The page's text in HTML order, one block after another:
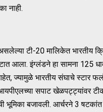
नाही.
टी-20 मालिकेत भारतीय
आला. इंग्लंडने हा सामना 125
ज्यामुळे भारतीय संघाचे स्टार
सपाट खेळपट्ट्यांवर
भूमिका बजावली. आर्चरने 3